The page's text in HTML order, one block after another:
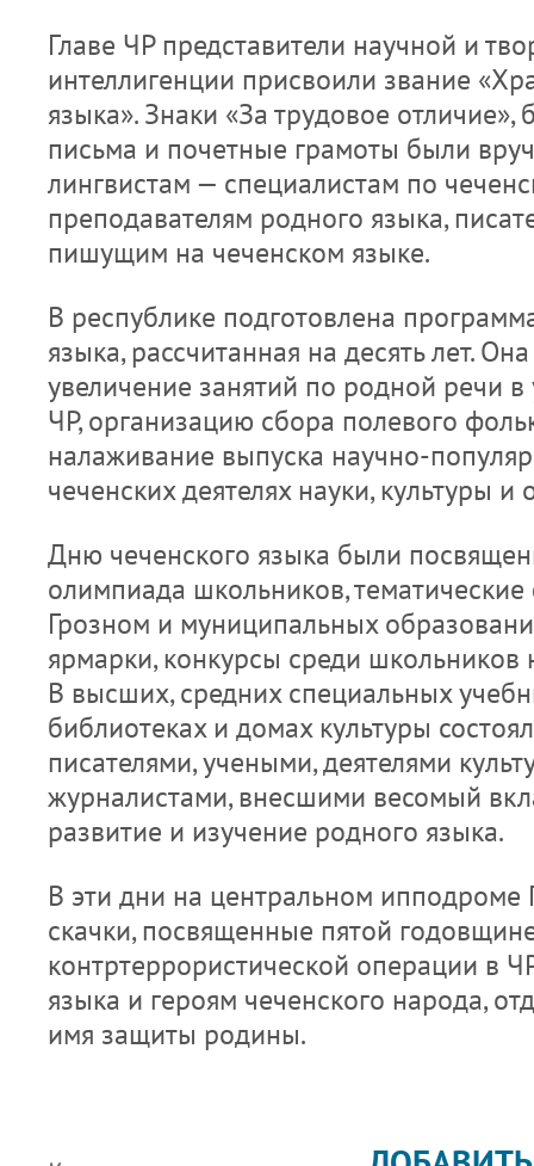
Главе ЧР представители научной и
интеллигенции присвоили звание
языка». Знаки «За трудовое отличие»,
письма и почетные грамоты были
лингвистам — специалистам по
преподавателям родного языка,
пишущим на чеченском языке.
В республике подготовлена
языка, рассчитанная на десять лет.
увеличение занятий по родной речи
ЧР, организацию сбора полевого
налаживание выпуска научно-
чеченских деятелях науки, культуры и
Дню чеченского языка были
олимпиада школьников,
Грозном и муниципальных
ярмарки, конкурсы среди школьников
В высших, средних специальных
библиотеках и домах культуры
писателями, учеными, деятелями
журналистами, внесшими весомый
развитие и изучение родного языка.
В эти дни на центральном ипподроме
скачки, посвященные пятой
контртеррористической операции в
языка и героям чеченского народа,
имя защиты родины.